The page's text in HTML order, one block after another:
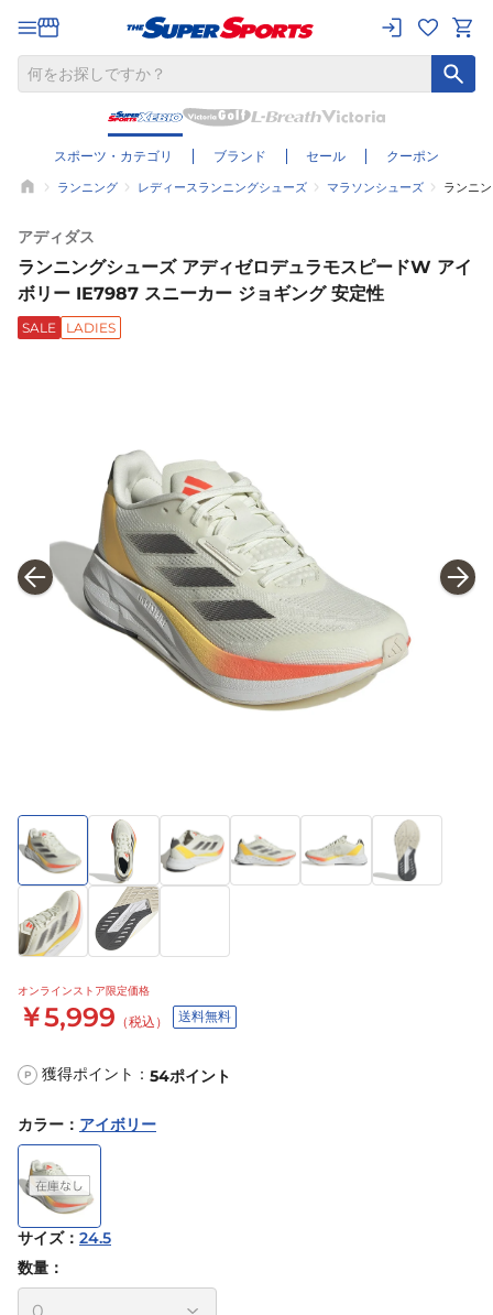
スポーツ・カテゴリ ブランド セール クーポン
ランニング レディースランニングシューズ マラソンシューズ ランニ
アディダス
ランニングシューズ アディゼロデュラモスピードW アイ
ボリー IE7987 スニーカー ジョギング 安定性
SALE LADIES
オンラインストア限定価格
￥5,999 （税込） 送料無料
P 獲得ポイント： 54ポイント
カラー ： アイボリー
サイズ： 24.5
数量：